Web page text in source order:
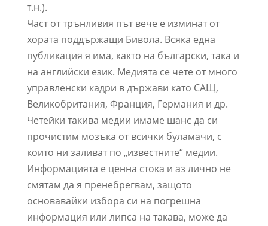
т.н.).
Част от трънливия път вече е изминат от
хората поддържащи Бивола. Всяка една
публикация я има, както на български, така и
на английски език. Медията се чете от много
управленски кадри в държави като САЩ,
Великобритания, Франция, Германия и др.
Четейки такива медии имаме шанс да си
прочистим мозъка от всички буламачи, с
които ни заливат по „известните“ медии.
Информацията е ценна стока и аз лично не
смятам да я пренебрегвам, защото
основавайки избора си на погрешна
информация или липса на такава, може да